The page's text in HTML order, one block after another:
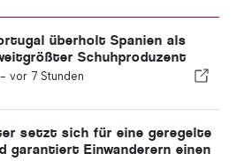
überholt Spanien als
Schuhproduzent
vor 7 Stunden
setzt sich für eine geregelte
garantiert Einwanderern einen